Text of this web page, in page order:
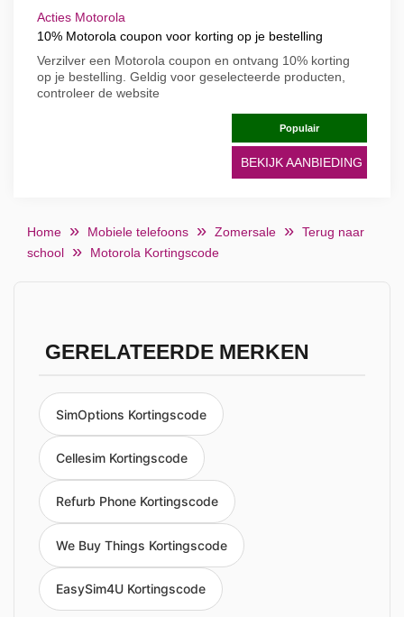
Acties Motorola
10% Motorola coupon voor korting op je bestelling
Verzilver een Motorola coupon en ontvang 10% korting
op je bestelling. Geldig voor geselecteerde producten,
controleer de website
Populair
BEKIJK AANBIEDING
Home Mobiele telefoons Zomersale
Terug naar
school
Motorola Kortingscode
GERELATEERDE MERKEN
SimOptions Kortingscode
Cellesim Kortingscode
Refurb Phone Kortingscode
We Buy Things Kortingscode
EasySim4U Kortingscode